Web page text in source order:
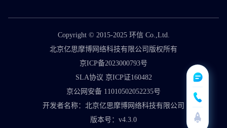
Copyright © 2015-2025 环信 Co.,Ltd.
北京亿思摩博网络科技有限公司版权所有
京ICP备2023000793号
SLA协议 京ICP证160482
京公网安备 11010502052235号
开发者名称：北京亿思摩博网络科技有限公司
版本号：v4.3.0